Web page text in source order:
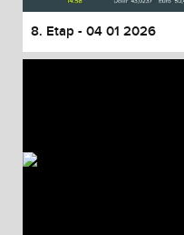
8. Etap - 04 01 2026